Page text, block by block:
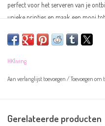
perfect voor het serveren van je
unieke printjes en maak een mooi
afbeelding.
- Kleur: groen en zwart
HKliving
Aan verlanglijst toevoegen /Toevoegen om
Gerelateerde producten